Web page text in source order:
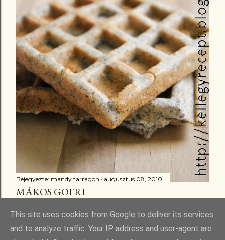
Bejegyezte: mandy tarragon augusztus 08, 2010
MÁKOS GOFRI
This site uses cookies from Google to deliver its services
and to analyze traffic. Your IP address and user-agent are